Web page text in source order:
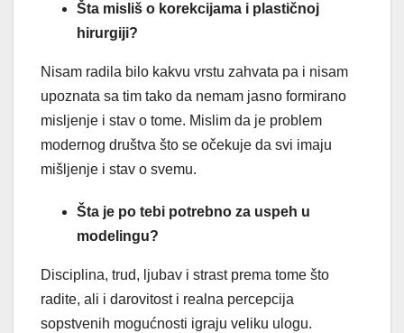
Šta misliš o korekcijama i plastičnoj
hirurgiji?
Nisam radila bilo kakvu vrstu zahvata pa i nisam
upoznata sa tim tako da nemam jasno formirano
misljenje i stav o tome. Mislim da je problem
modernog društva što se očekuje da svi imaju
mišljenje i stav o svemu.
Šta je po tebi potrebno za uspeh u
modelingu?
Disciplina, trud, ljubav i strast prema tome što
radite, ali i darovitost i realna percepcija
sopstvenih mogućnosti igraju veliku ulogu.